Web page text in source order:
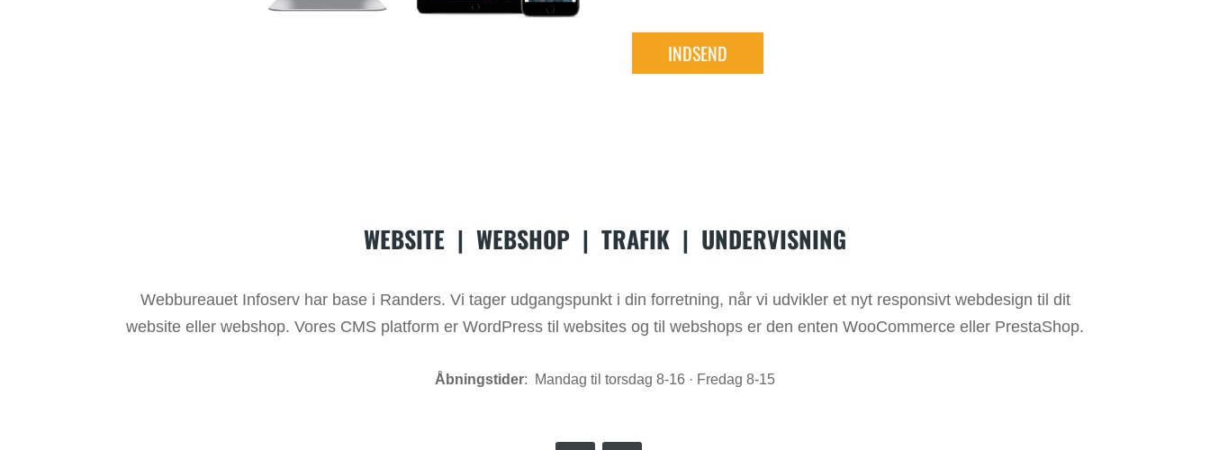
WEBSITE | WEBSHOP | TRAFIK | UNDERVISNING
Webbureauet Infoserv har base i Randers. Vi tager udgangspunkt i din forretning, når vi udvikler et nyt responsivt webdesign til dit
website eller webshop. Vores CMS platform er WordPress til websites og til webshops er den enten WooCommerce eller PrestaShop.
Åbningstider: Mandag til torsdag 8-16 · Fredag 8-15